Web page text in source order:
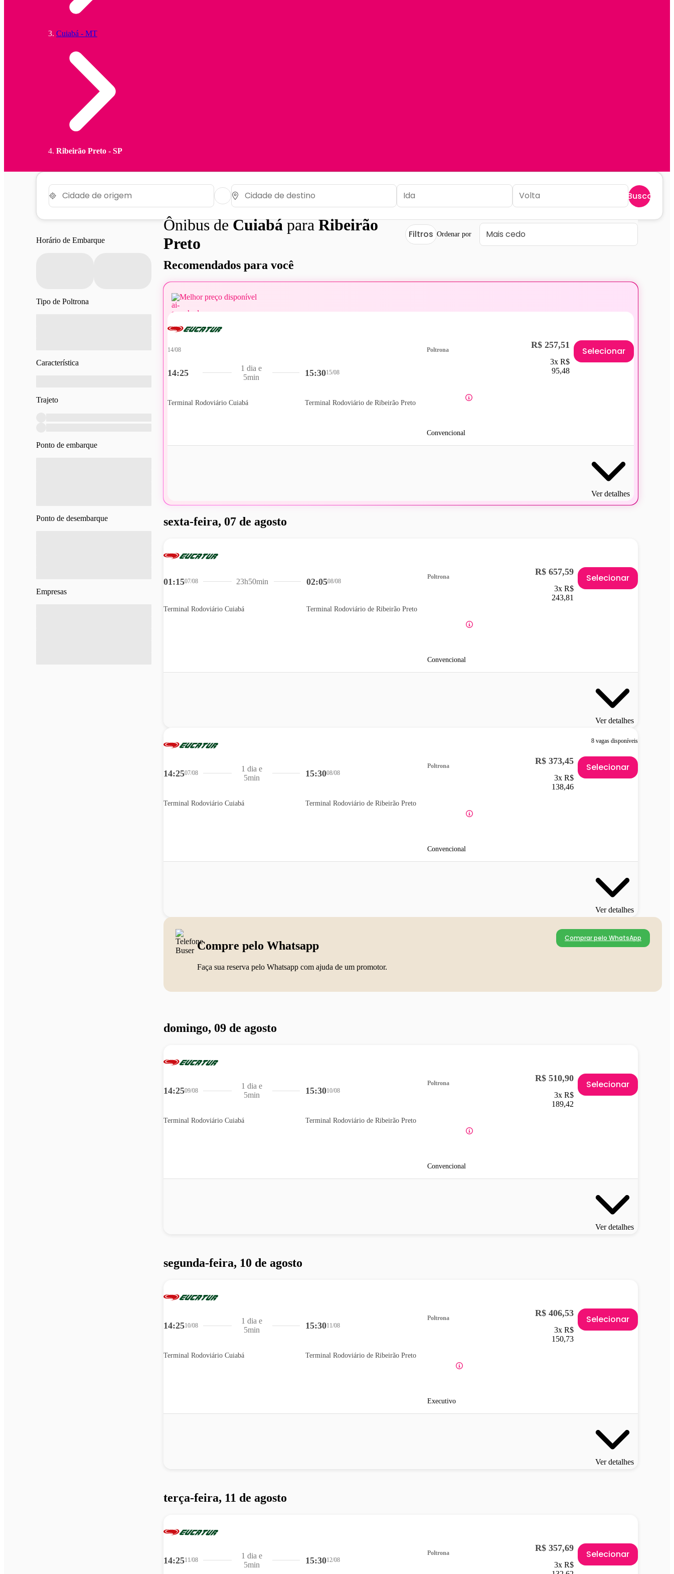
Cuiabá - MT
Ribeirão Preto - SP
Buscar
Horário de Embarque
Tipo de Poltrona
Característica
Trajeto
Ponto de embarque
Ponto de desembarque
Empresas
Ônibus deCuiabáparaRibeirão
Preto
Filtros Ordenar por
Recomendados para você
Melhor preço disponível
14:25
14/08
Terminal Rodoviário Cuiabá
15:3015/08
Terminal Rodoviário de Ribeirão Preto
1 dia e
5min
Poltrona
Convencional
R$ 257,51
3x R$
95,48
Selecionar
Ver detalhes
sexta-feira, 07 de agosto
01:1507/08
Terminal Rodoviário Cuiabá
02:0508/08
Terminal Rodoviário de Ribeirão Preto
23h50min
Poltrona
Convencional
R$ 657,59
3x R$
243,81
Selecionar
Ver detalhes
8 vagas disponíveis
14:2507/08
Terminal Rodoviário Cuiabá
15:3008/08
Terminal Rodoviário de Ribeirão Preto
1 dia e
5min
Poltrona
Convencional
R$ 373,45
3x R$
138,46
Selecionar
Ver detalhes
Compre pelo Whatsapp
Faça sua reserva pelo Whatsapp com ajuda de um promotor.
Comprar pelo WhatsApp
domingo, 09 de agosto
14:2509/08
Terminal Rodoviário Cuiabá
15:3010/08
Terminal Rodoviário de Ribeirão Preto
1 dia e
5min
Poltrona
Convencional
R$ 510,90
3x R$
189,42
Selecionar
Ver detalhes
segunda-feira, 10 de agosto
14:2510/08
Terminal Rodoviário Cuiabá
15:3011/08
Terminal Rodoviário de Ribeirão Preto
1 dia e
5min
Poltrona
Executivo
R$ 406,53
3x R$
150,73
Selecionar
Ver detalhes
terça-feira, 11 de agosto
14:2511/08 15:3012/08
1 dia e
5min
Poltrona R$ 357,69
3x R$
Selecionar